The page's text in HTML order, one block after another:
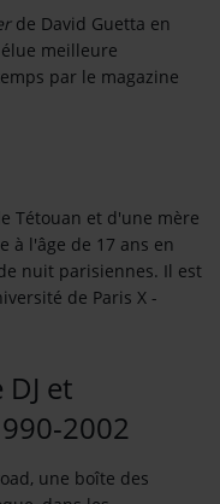
de David Guetta en
meilleure
par le magazine
Tétouan et d'une mère
à l'âge de 17 ans en
nuit parisiennes. Il est
de Paris X -
et
2002
une boîte des